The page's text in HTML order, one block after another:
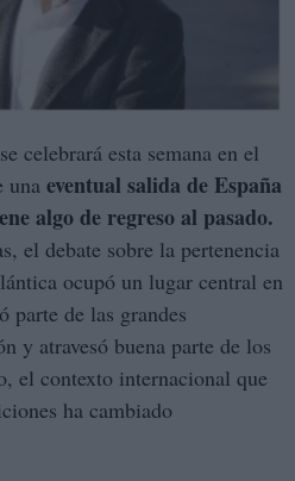
celebrará esta semana en el
una eventual salida de España
algo de regreso al pasado.
el debate sobre la pertenencia
ocupó un lugar central en
parte de las grandes
y atravesó buena parte de los
el contexto internacional que
ha cambiado